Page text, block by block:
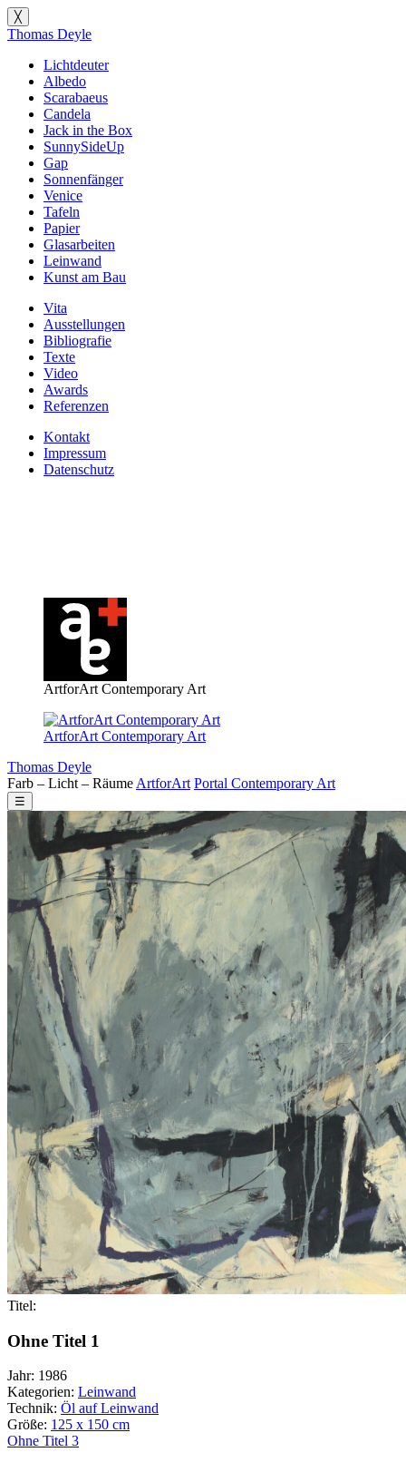
╳
Thomas Deyle
Lichtdeuter
Albedo
Scarabaeus
Candela
Jack in the Box
SunnySideUp
Gap
Sonnenfänger
Venice
Tafeln
Papier
Glasarbeiten
Leinwand
Kunst am Bau
Vita
Ausstellungen
Bibliografie
Texte
Video
Awards
Referenzen
Kontakt
Impressum
Datenschutz
ArtforArt Contemporary Art
ArtforArt Contemporary Art
Thomas Deyle
Farb – Licht – Räume ArtforArt Portal Contemporary Art
☰
Titel:
Ohne Titel 1
Jahr: 1986
Kategorien: Leinwand
Technik: Öl auf Leinwand
Größe: 125 x 150 cm
Beitragsnavigation
Ohne Titel 3